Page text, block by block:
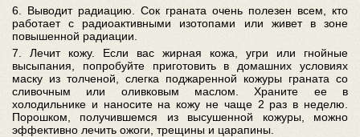
6. Выводит радиацию. Сок граната очень полезен всем, кто
работает с радиоактивными изотопами или живет в зоне
повышенной радиации.
7. Лечит кожу. Если вас жирная кожа, угри или гнойные
высыпания, попробуйте приготовить в домашних условиях
маску из толченой, слегка поджаренной кожуры граната со
сливочным или оливковым маслом. Храните ее в
холодильнике и наносите на кожу не чаще 2 раз в неделю.
Порошком, получившемся из высушенной кожуры, можно
эффективно лечить ожоги, трещины и царапины.